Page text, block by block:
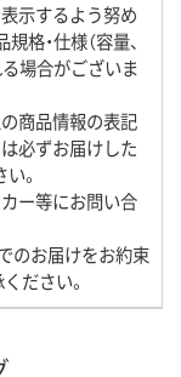
示するよう努め
格・仕様（容量、
る場合がございま
商品情報の表記
必ずお届けした
。
ー等にお問い合
のお届けをお約束
ださい。